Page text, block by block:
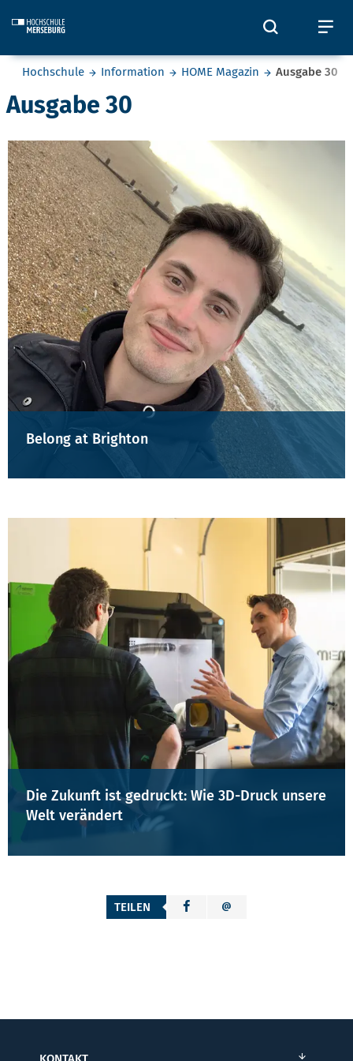
Öffnet
Sie befinden sich hier:
Hochschule Information HOME Magazin Ausgabe 30
Ausgabe 30
Belong at Brighton
Die Zukunft ist gedruckt: Wie 3D-Druck unsere
Welt verändert
TEILEN